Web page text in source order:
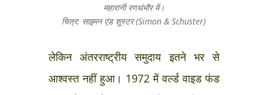
महारानी रणथंभौर में।
चित्र: साइमन एंड शूस्टर (Simon & Schuster)
लेकिन अंतरराष्ट्रीय समुदाय इतने भर से
आश्वस्त नहीं हुआ। 1972 में वर्ल्ड वाइड फंड